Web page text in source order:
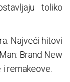
toliko
Najveći hitovi
Brand New
i remakeove.